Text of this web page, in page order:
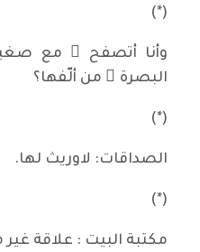
(*)
وأنا أتصفح ُ مع
البصرة ُ من ألّفها؟
(*)
الصداقات: لاوريث لها.
(*)
مكتبة البيت : علاقة غير